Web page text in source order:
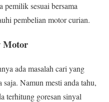
sesuai bersama
pembelian motor curian.
Motor
ada masalah cari yang
saja. Namun mesti anda tahu,
terhitung goresan sinyal